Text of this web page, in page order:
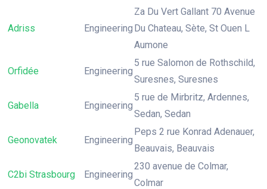
Adriss Engineering
Za Du Vert Gallant 70 Avenue
Du Chateau, Sète, St Ouen L
Aumone
Orfidée Engineering
5 rue Salomon de Rothschild,
Suresnes, Suresnes
Gabella Engineering
5 rue de Mirbritz, Ardennes,
Sedan, Sedan
Geonovatek Engineering
Peps 2 rue Konrad Adenauer,
Beauvais, Beauvais
C2bi Strasbourg Engineering
230 avenue de Colmar,
Colmar